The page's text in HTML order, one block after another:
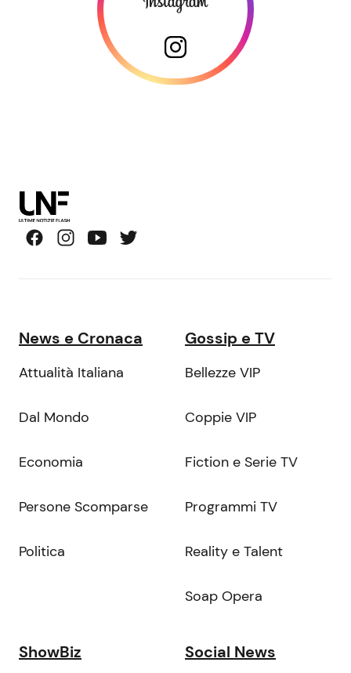
News e Cronaca
Attualità Italiana
Dal Mondo
Economia
Persone Scomparse
Politica
Gossip e TV
Bellezze VIP
Coppie VIP
Fiction e Serie TV
Programmi TV
Reality e Talent
Soap Opera
ShowBiz Social News